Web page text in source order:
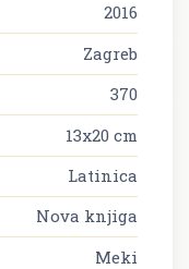
2016
Zagreb
370
13x20 cm
Latinica
Nova knjiga
Meki